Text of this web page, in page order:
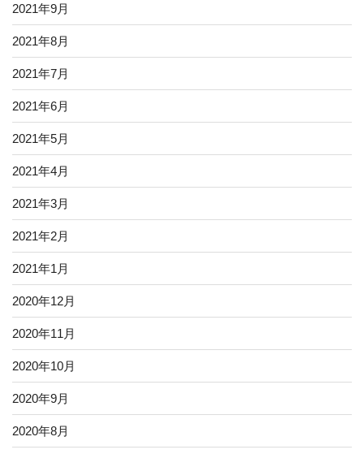
2021年9月
2021年8月
2021年7月
2021年6月
2021年5月
2021年4月
2021年3月
2021年2月
2021年1月
2020年12月
2020年11月
2020年10月
2020年9月
2020年8月